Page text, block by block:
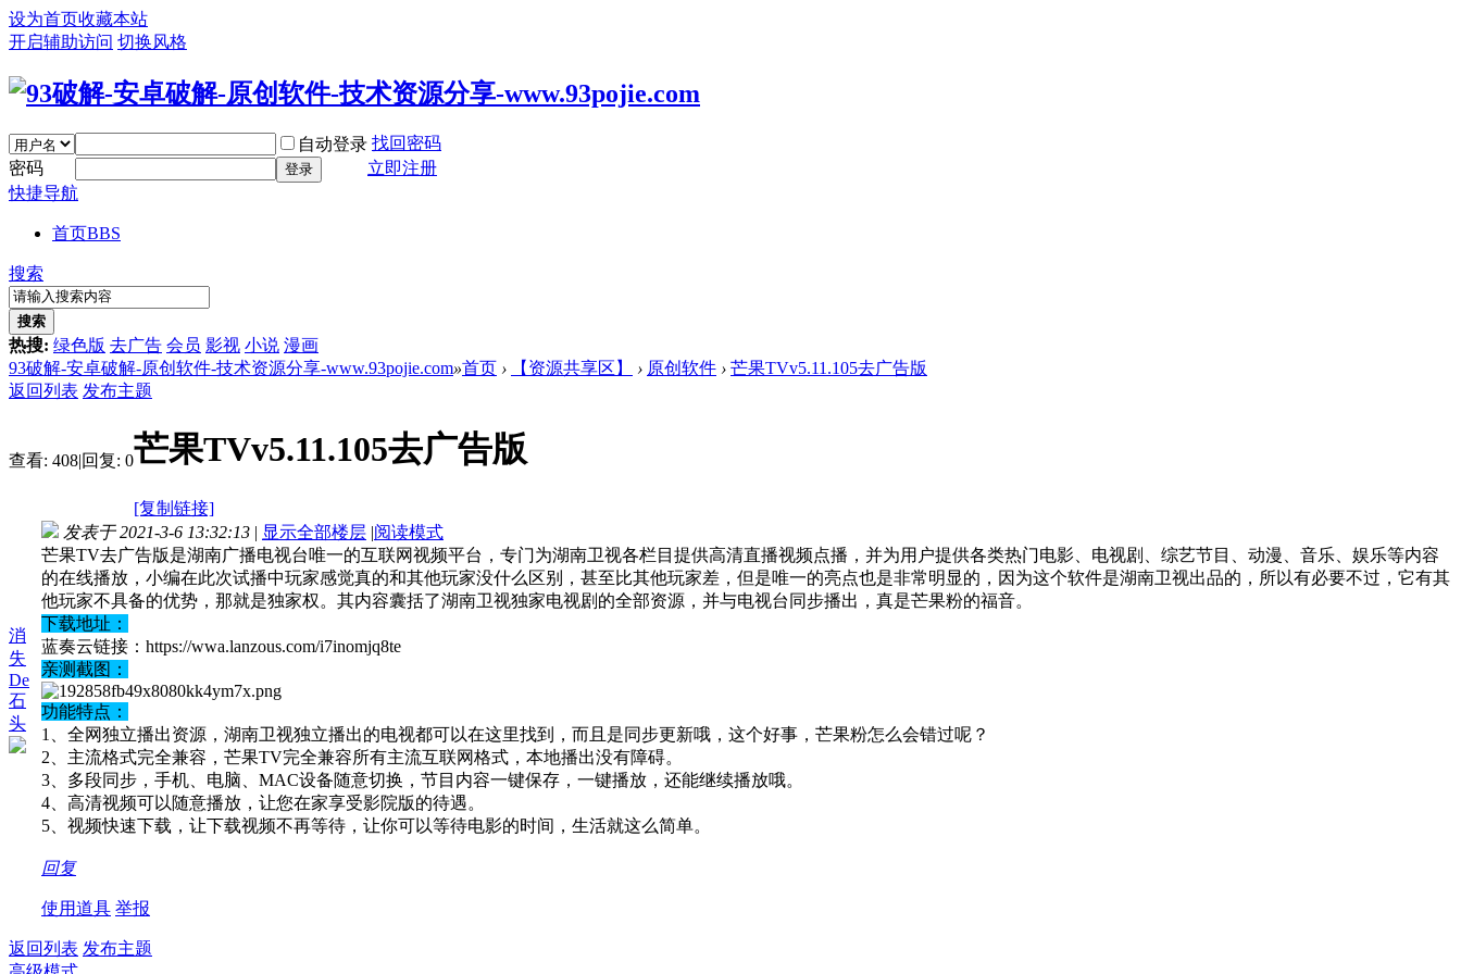
设为首页收藏本站
开启辅助访问 切换风格
自动登录 找回密码
密码
登录
立即注册
快捷导航
首页BBS
搜索
搜索
热搜: 绿色版 去广告 会员 影视 小说 漫画
93破解-安卓破解-原创软件-技术资源分享-www.93pojie.com»首页 › 【资源共享区】 › 原创软件 › 芒果TVv5.11.105去广告版
返回列表 发布主题
查看: 408|回复: 0芒果TVv5.11.105去广告版
[复制链接]
消
失
De
石
头
发表于 2021-3-6 13:32:13 | 显示全部楼层 |阅读模式
芒果TV去广告版是湖南广播电视台唯一的互联网视频平台，专门为湖南卫视各栏目提供高清直播视频点播，并为用户提供各类热门电影、电视剧、综艺节目、动漫、音乐、娱乐等内容
的在线播放，小编在此次试播中玩家感觉真的和其他玩家没什么区别，甚至比其他玩家差，但是唯一的亮点也是非常明显的，因为这个软件是湖南卫视出品的，所以有必要不过，它有其
他玩家不具备的优势，那就是独家权。其内容囊括了湖南卫视独家电视剧的全部资源，并与电视台同步播出，真是芒果粉的福音。
下载地址：
蓝奏云链接：https://wwa.lanzous.com/i7inomjq8te
亲测截图：
功能特点：
1、全网独立播出资源，湖南卫视独立播出的电视都可以在这里找到，而且是同步更新哦，这个好事，芒果粉怎么会错过呢？
2、主流格式完全兼容，芒果TV完全兼容所有主流互联网格式，本地播出没有障碍。
3、多段同步，手机、电脑、MAC设备随意切换，节目内容一键保存，一键播放，还能继续播放哦。
4、高清视频可以随意播放，让您在家享受影院版的待遇。
5、视频快速下载，让下载视频不再等待，让你可以等待电影的时间，生活就这么简单。
回复
使用道具 举报
返回列表 发布主题